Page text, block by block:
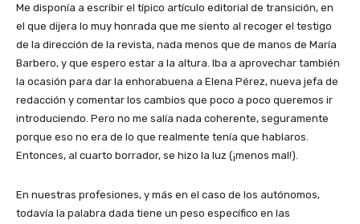
Me disponía a escribir el típico artículo editorial de transición, en
el que dijera lo muy honrada que me siento al recoger el testigo
de la dirección de la revista, nada menos que de manos de María
Barbero, y que espero estar a la altura. Iba a aprovechar también
la ocasión para dar la enhorabuena a Elena Pérez, nueva jefa de
redacción y comentar los cambios que poco a poco queremos ir
introduciendo. Pero no me salía nada coherente, seguramente
porque eso no era de lo que realmente tenía que hablaros.
Entonces, al cuarto borrador, se hizo la luz (¡menos mal!).
En nuestras profesiones, y más en el caso de los autónomos,
todavía la palabra dada tiene un peso específico en las